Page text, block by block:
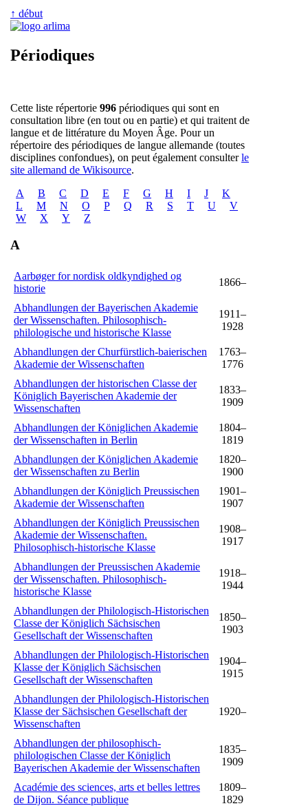
↑ début
Périodiques
Cette liste répertorie 996 périodiques qui sont en
consultation libre (en tout ou en partie) et qui traitent de
langue et de littérature du Moyen Âge. Pour un
répertoire des périodiques de langue allemande (toutes
disciplines confondues), on peut également consulterle
site allemand de Wikisource.
A
B C D E F G H I J
K
L
M N O P Q R S T U
V
W
X Y Z
A
Aarbøger for nordisk oldkyndighed og
historie
1866–
Abhandlungen der Bayerischen Akademie
der Wissenschaften. Philosophisch-
philologische und historische Klasse
1911–
1928
Abhandlungen der Churfürstlich-baierischen
Akademie der Wissenschaften
1763–
1776
Abhandlungen der historischen Classe der
Königlich Bayerischen Akademie der
Wissenschaften
1833–
1909
Abhandlungen der Königlichen Akademie
der Wissenschaften in Berlin
1804–
1819
Abhandlungen der Königlichen Akademie
der Wissenschaften zu Berlin
1820–
1900
Abhandlungen der Königlich Preussischen
Akademie der Wissenschaften
1901–
1907
Abhandlungen der Königlich Preussischen
Akademie der Wissenschaften.
Philosophisch-historische Klasse
1908–
1917
Abhandlungen der Preussischen Akademie
der Wissenschaften. Philosophisch-
historische Klasse
1918–
1944
Abhandlungen der Philologisch-Historischen
Classe der Königlich Sächsischen
Gesellschaft der Wissenschaften
1850–
1903
Abhandlungen der Philologisch-Historischen
Klasse der Königlich Sächsischen
Gesellschaft der Wissenschaften
1904–
1915
Abhandlungen der Philologisch-Historischen
Klasse der Sächsischen Gesellschaft der
Wissenschaften
1920–
Abhandlungen der philosophisch-
philologischen Classe der Königlich
Bayerischen Akademie der Wissenschaften
1835–
1909
Académie des sciences, arts et belles lettres
de Dijon. Séance publique
1809–
1829